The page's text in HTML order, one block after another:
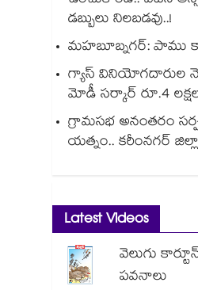
డబ్బులు నిలబడవు..!
మహబూబ్నగర్: పాము
గ్యాస్ వినియోగదారుల
మోడీ సర్కార్ రూ.4 లక్షల
గ్రామసభ అనంతరం
యత్నం.. కరీంనగర్
Latest Videos
వెలుగు
పవనాలు